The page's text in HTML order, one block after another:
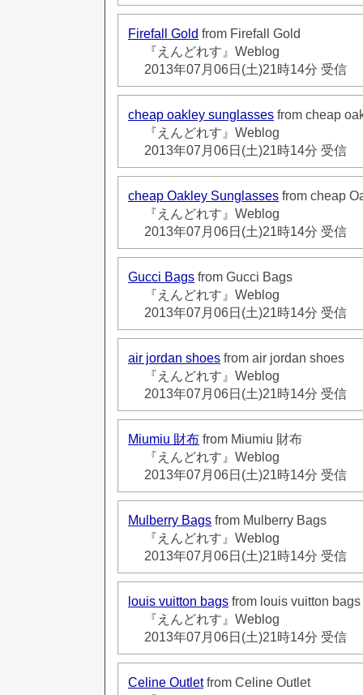
Firefall Gold from Firefall Gold
『えんどれす』Weblog
2013年07月06日(土)21時14分 受信
cheap oakley sunglasses from cheap
『えんどれす』Weblog
2013年07月06日(土)21時14分 受信
cheap Oakley Sunglasses from cheap
『えんどれす』Weblog
2013年07月06日(土)21時14分 受信
Gucci Bags from Gucci Bags
『えんどれす』Weblog
2013年07月06日(土)21時14分 受信
air jordan shoes from air jordan shoes
『えんどれす』Weblog
2013年07月06日(土)21時14分 受信
Miumiu 財布 from Miumiu 財布
『えんどれす』Weblog
2013年07月06日(土)21時14分 受信
Mulberry Bags from Mulberry Bags
『えんどれす』Weblog
2013年07月06日(土)21時14分 受信
louis vuitton bags from louis vuitton bags
『えんどれす』Weblog
2013年07月06日(土)21時14分 受信
Celine Outletfrom Celine Outlet